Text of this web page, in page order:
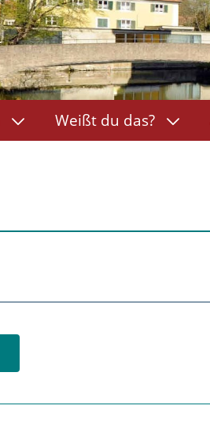
Weißt du das?